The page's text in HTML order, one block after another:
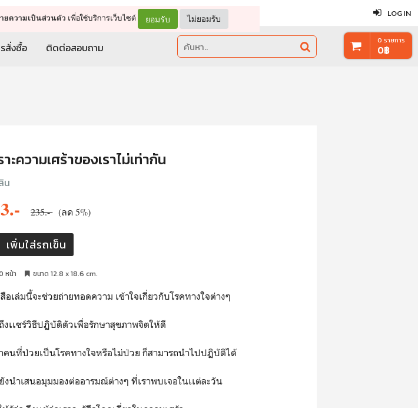
ปิด
ข็น ดำเนินการต่อ LOG IN
ยความเป็นส่วนตัว เพื่อใช้บริการเว็บไซต์ ยอมรับ ไม่ยอมรับ
สั่งซื้อ ติดต่อสอบถาม
0 รายการ
0฿
าะความเศร้าของเราไม่เท่ากัน
น
235.- (ลด 5%)
เพิ่มใส่รถเข็น
หน้า ขนาด 12.8 x 18.6 cm.
อเล่มนี้จะช่วยถ่ายทอดความ เข้าใจเกี่ยวกับโรคทางใจต่างๆ
งเเชร์วิธีปฏิบัติตัวเพื่อรักษาสุขภาพจิตให้ดี
คนที่ป่วยเป็นโรคทางใจหรือไม่ป่วย ก็สามารถนำไปปฏิบัติได้
ยังนำเสนอมุมมองต่ออารมณ์ต่างๆ ที่เราพบเจอในเเต่ละวัน